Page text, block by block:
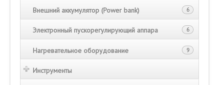
6
Внешний аккумулятор (Power bank)
6
Электронный пускорегулирующий аппара
9
Нагревательное оборудование
Инструменты